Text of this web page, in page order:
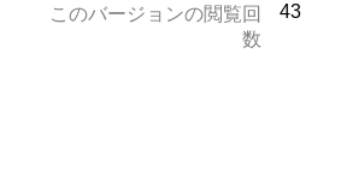
このバージョンの閲覧回
数
43